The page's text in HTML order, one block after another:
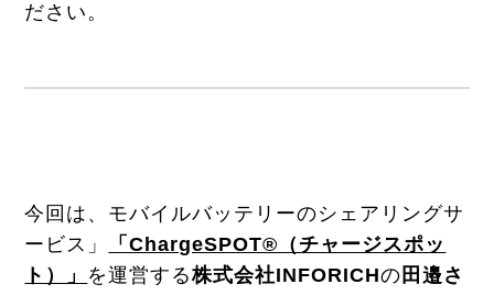
ださい。
今回は、モバイルバッテリーのシェアリングサ
ービス」
「ChargeSPOT®（チャージスポッ
ト）」 を運営する株式会社INFORICHの 田邉さ